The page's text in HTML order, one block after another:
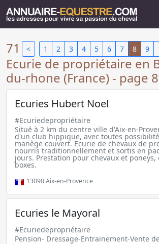
< 1 2 3 4 5 6 7 8 9
71
Ecurie de propriétaire en
du-rhone (France) - page 8
Ecuries Hubert Noel
#Ecuriedepropriétaire
Situé à 2 km du centre ville d'Aix-en-
d'un club hippique, avec toutes
manège couvert. Ecurie de chevaux de
nourris traditionnellement et sortis en
jours. Prestation pour chevaux et poneys,
boxes.
13090Aix-en-Provence
Ecuries le Mayoral
#Ecuriedepropriétaire
Pension- Dressage-Entrainement-Vente